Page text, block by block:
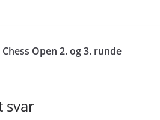
Open 2. og 3. runde
svar